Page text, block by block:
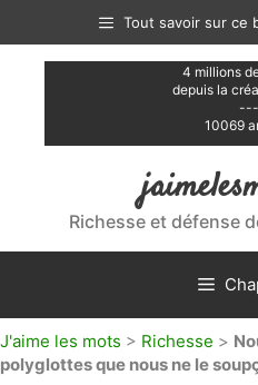
contenu
Tout savoir sur ce
4 millions
depuis la
---
10069
Richesse et défense
J'aime les mots > Richesse >
polyglottes que nous ne le